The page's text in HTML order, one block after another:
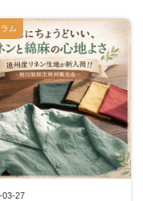
03-27
ム